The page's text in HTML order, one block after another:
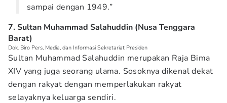
sampai dengan 1949.”
7. Sultan Muhammad Salahuddin (Nusa Tenggara
Barat)
Dok. Biro Pers, Media, dan Informasi Sekretariat Presiden
Sultan Muhammad Salahuddin merupakan Raja Bima
XIV yang juga seorang ulama. Sosoknya dikenal dekat
dengan rakyat dengan memperlakukan rakyat
selayaknya keluarga sendiri.